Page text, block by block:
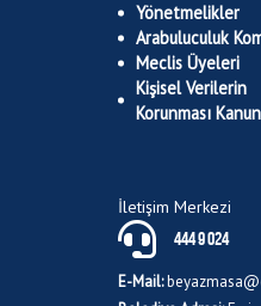
Yönetmelikler
Arabuluculuk
Meclis Üyeleri
Kişisel Verilerin
Korunması
İletişim Merkezi
444 9 024
E-Mail: